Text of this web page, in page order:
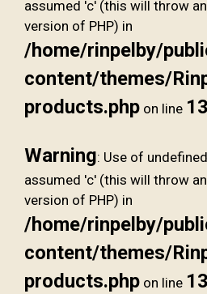
assumed 'c' (this will throw
version of PHP) in
/home/rinpelby/
content/themes/
products.php on line
Warning: Use of
assumed 'c' (this will throw
version of PHP) in
/home/rinpelby/
content/themes/
products.php on line